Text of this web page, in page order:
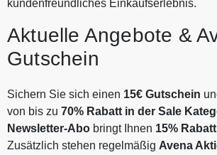
kundenfreundliches Einkaufserlebnis.
Aktuelle Angebote &
Gutschein
Sichern Sie sich einen 15€ Gutschein
von bis zu 70% Rabatt in der Sale
Newsletter-Abo bringt Ihnen 15% Rabatt
Zusätzlich stehen regelmäßig Avena